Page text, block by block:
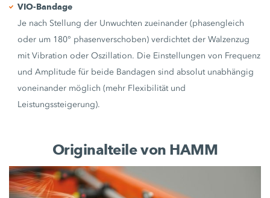
VIO-Bandage
Je nach Stellung der Unwuchten zueinander (phasengleich
oder um 180° phasenverschoben) verdichtet der Walzenzug
mit Vibration oder Oszillation. Die Einstellungen von Frequenz
und Amplitude für beide Bandagen sind absolut unabhängig
voneinander möglich (mehr Flexibilität und
Leistungssteigerung).
Originalteile von HAMM